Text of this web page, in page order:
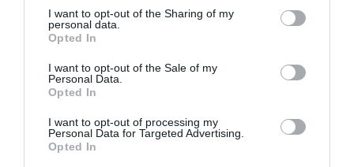
not limited to your visit or usage behaviour. You may click to
grant or deny consent to Google and its third-party tags to
use your data for below specified purposes in below Google
consent section.
I want to opt-out of the Sharing of my
personal data.
Opted In
I want to opt-out of the Sale of my
Personal Data.
Opted In
I want to opt-out of processing my
Personal Data for Targeted Advertising.
Opted In
Αυτές οι επιβλαβείς επιδράσεις συμβαίνουν
είτε συναισθηματική. Αντιθέτως, εάν η
παρουσία του είναι αισθητή, το παιδί μπορεί
να αναπτύξει μια υγιή προσωπικότητα.